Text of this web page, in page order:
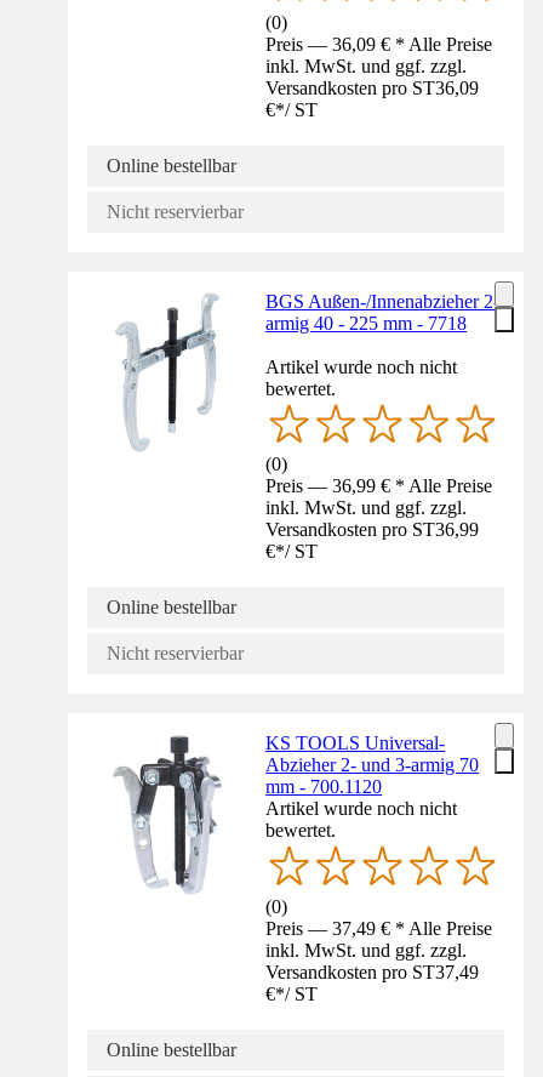
(0)
Preis — 36,09 € * Alle Preise
inkl. MwSt. und ggf. zzgl.
Versandkosten pro ST36,09
€*/ ST
Online bestellbar
Nicht reservierbar
BGS Außen-/Innenabzieher 2-
armig 40 - 225 mm - 7718
Artikel wurde noch nicht
bewertet.
(0)
Preis — 36,99 € * Alle Preise
inkl. MwSt. und ggf. zzgl.
Versandkosten pro ST36,99
€*/ ST
Online bestellbar
Nicht reservierbar
KS TOOLS Universal-
Abzieher 2- und 3-armig 70
mm - 700.1120
Artikel wurde noch nicht
bewertet.
(0)
Preis — 37,49 € * Alle Preise
inkl. MwSt. und ggf. zzgl.
Versandkosten pro ST37,49
€*/ ST
Online bestellbar